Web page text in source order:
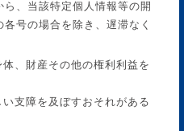
、当該特定個人情報等の開
号の場合を除き、遅滞なく
、財産その他の権利利益を
支障を及ぼすおそれがある